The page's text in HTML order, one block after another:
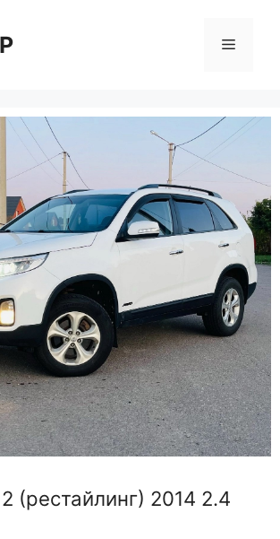
Меню
(рестайлинг) 2014 2.4